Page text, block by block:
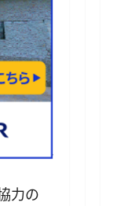
力の